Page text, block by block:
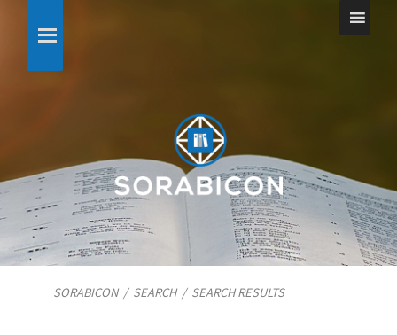
SORABICON/ SEARCH/ SEARCH RESULTS